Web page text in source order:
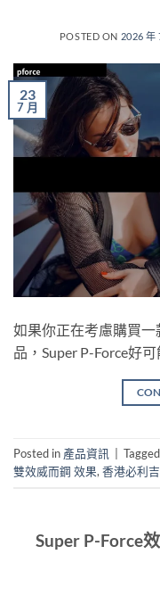
POSTED ON 2026 年
23
7 月
如果你正在考慮購買
品，Super P-Force好
Posted in 產品資訊 Tagged
雙效威而鋼 效果, 香港必利吉
Super P-Force